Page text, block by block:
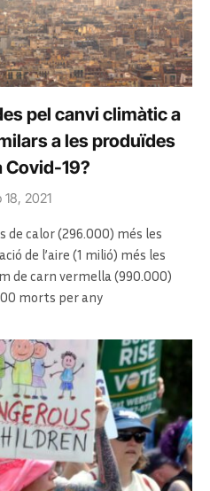
pel canvi climàtic a
a les produïdes
Covid-19?
2021
de calor (296.000) més les
de l’aire (1 milió) més les
de carn vermella (990.000)
morts per any